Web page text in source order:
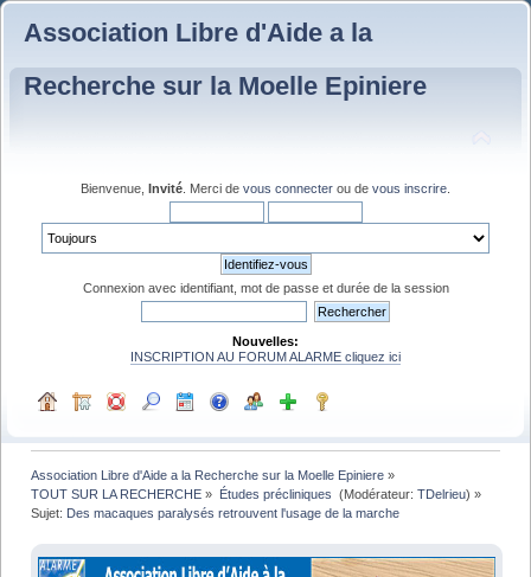
Association Libre d'Aide a la
Recherche sur la Moelle Epiniere
Bienvenue, Invité . Merci de vous connecter ou de vous inscrire
Connexion avec identifiant, mot de passe et durée de la session
Nouvelles:
INSCRIPTION AU FORUM ALARME cliquez ici
Association Libre d'Aide a la Recherche sur la Moelle Epiniere »
TOUT SUR LA RECHERCHE » Études précliniques (Modérateur: TDelrieu) »
Sujet: Des macaques paralysés retrouvent l'usage de la marche